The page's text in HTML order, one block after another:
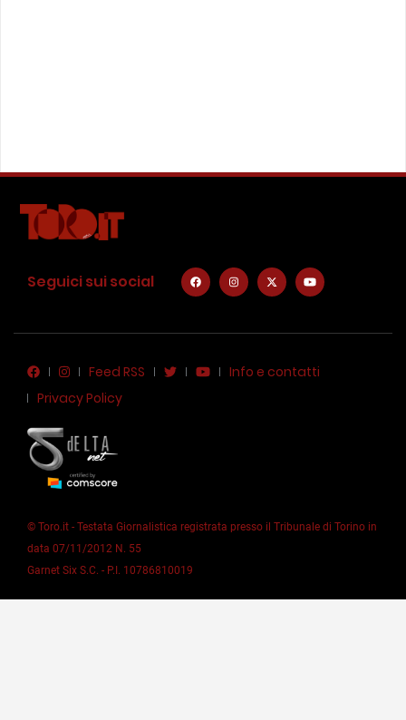
Seguici sui social
Feed RSS
Info e contatti
Privacy Policy
© Toro.it - Testata Giornalistica registrata presso il Tribunale di Torino in
data 07/11/2012 N. 55
Garnet Six S.C. - P.I. 10786810019